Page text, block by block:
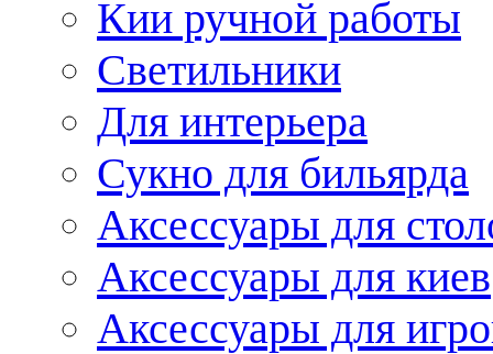
Кии ручной работы
Светильники
Для интерьера
Сукно для бильярда
Аксессуары для
Аксессуары для киев
Аксессуары для